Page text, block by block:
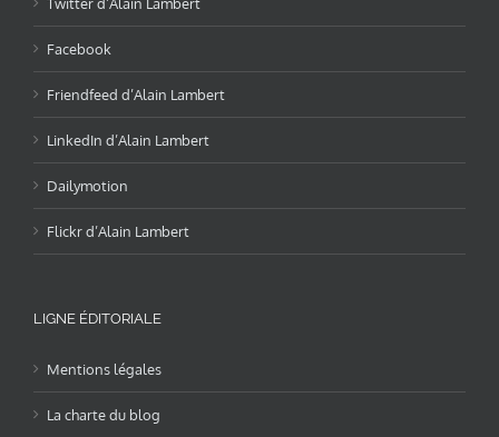
Facebook
Friendfeed d’Alain Lambert
LinkedIn d’Alain Lambert
Dailymotion
Flickr d’Alain Lambert
LIGNE ÉDITORIALE
Mentions légales
La charte du blog